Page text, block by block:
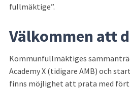
fullmäktige”.
Välkommen att
Kommunfullmäktiges
Academy X (tidigare AMB) och
finns möjlighet att prata med